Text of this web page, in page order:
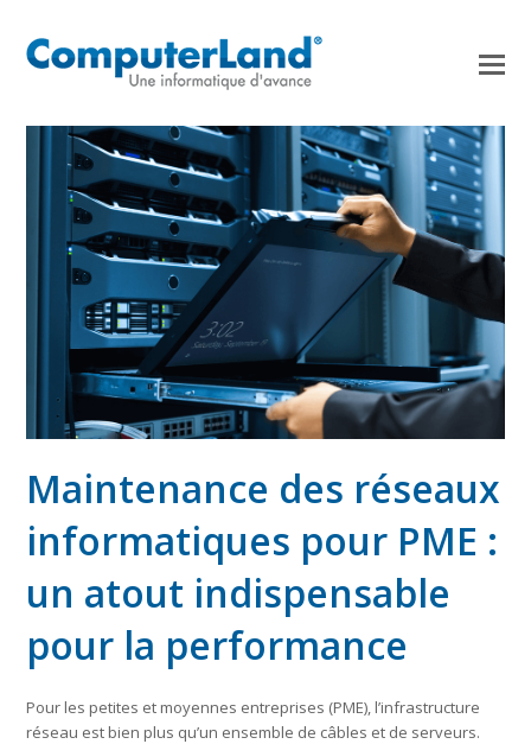
Maintenance des réseaux
informatiques pour PME :
un atout indispensable
pour la performance
Pour les petites et moyennes entreprises (PME), l’infrastructure
réseau est bien plus qu’un ensemble de câbles et de serveurs.